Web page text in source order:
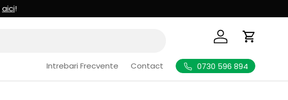
aici!
Logheaza-te
Cos de
Intrebari Frecvente Contact 0730 596 894